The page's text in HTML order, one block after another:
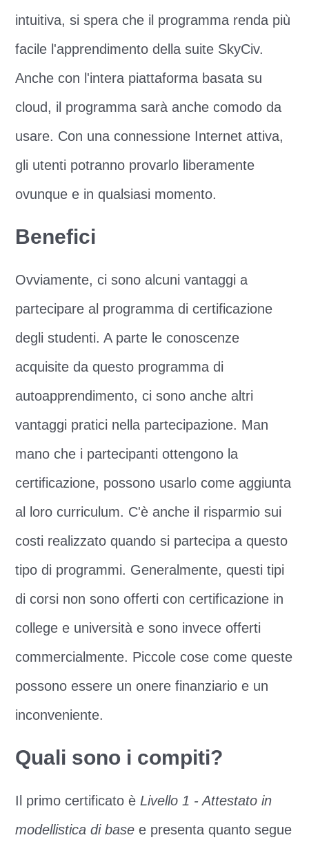
intuitiva, si spera che il programma renda più
facile l'apprendimento della suite SkyCiv.
Anche con l'intera piattaforma basata su
cloud, il programma sarà anche comodo da
usare. Con una connessione Internet attiva,
gli utenti potranno provarlo liberamente
ovunque e in qualsiasi momento.
Benefici
Ovviamente, ci sono alcuni vantaggi a
partecipare al programma di certificazione
degli studenti. A parte le conoscenze
acquisite da questo programma di
autoapprendimento, ci sono anche altri
vantaggi pratici nella partecipazione. Man
mano che i partecipanti ottengono la
certificazione, possono usarlo come aggiunta
al loro curriculum. C'è anche il risparmio sui
costi realizzato quando si partecipa a questo
tipo di programmi. Generalmente, questi tipi
di corsi non sono offerti con certificazione in
college e università e sono invece offerti
commercialmente. Piccole cose come queste
possono essere un onere finanziario e un
inconveniente.
Quali sono i compiti?
Il primo certificato è Livello 1 - Attestato in
modellistica di base e presenta quanto segue